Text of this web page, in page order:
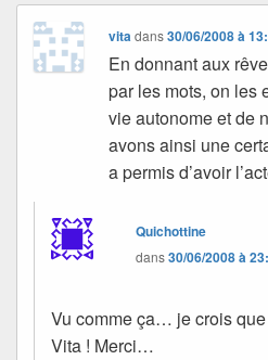
vitadans30/06/2008 à
En donnant aux
par les mots, on les
vie autonome et de
avons ainsi une
a permis d’avoir
Quichottine
dans30/06/2008 à
Vu comme ça… je crois que
Vita ! Merci…